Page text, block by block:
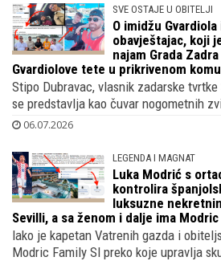
SVE OSTAJE U OBITELJI
O imidžu
obavještajac, koji
najam Grada
Gvardiolove tete u prikrivenom
Stipo Dubravac, vlasnik zadarske
se predstavlja kao čuvar nogometnih
06.07.2026
LEGENDA I MAGNAT
Luka Modrić s
kontrolira
luksuzne
Sevilli, a sa ženom i dalje ima
Iako je kapetan Vatrenih gazda i
Modric Family Sl preko koje upravlja